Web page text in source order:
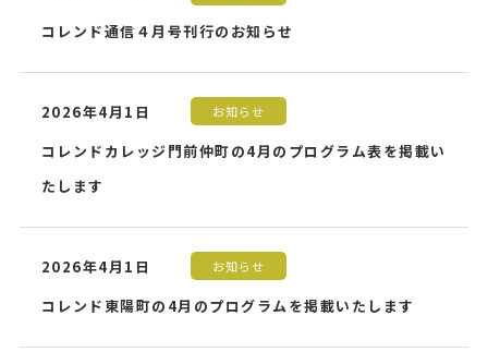
コレンド通信４月号刊行のお知らせ
2026年4月1日 お知らせ
コレンドカレッジ門前仲町の4月のプログラム表を掲載い
たします
2026年4月1日 お知らせ
コレンド東陽町の4月のプログラムを掲載いたします